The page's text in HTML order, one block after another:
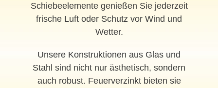
Schiebeelemente genießen Sie jederzeit
frische Luft oder Schutz vor Wind und
Wetter.
Unsere Konstruktionen aus Glas und
Stahl sind nicht nur ästhetisch, sondern
auch robust. Feuerverzinkt bieten sie